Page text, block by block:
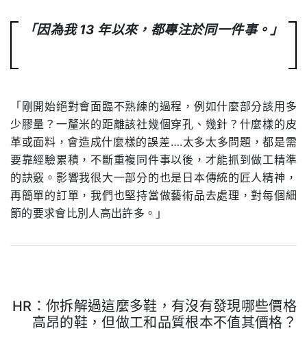
「因為我 13 年以來，都專注於同一件事。」
「剛開始絕對會面臨不熟練的過程，例如什麼部分該用多
少膠量？一釐米的距離該社幾個穿孔、幾針？什麼樣的皮
革或面料，會造成什麼樣的誤差….太多太多問題，都是需
要靠經驗累積，不斷重複同件事以後，才能抓到做工精準
的訣竅。影響我很大一部分的也是日本傳統的匠人精神，
再簡單的訂單，我們也堅持當做藝術品去處理，對每個細
節的要求會比別人高出許多。」
HR：你拆解過這麼多鞋，有沒有發現哪些價格
高昂的鞋，但做工和品質根本不值其價格？